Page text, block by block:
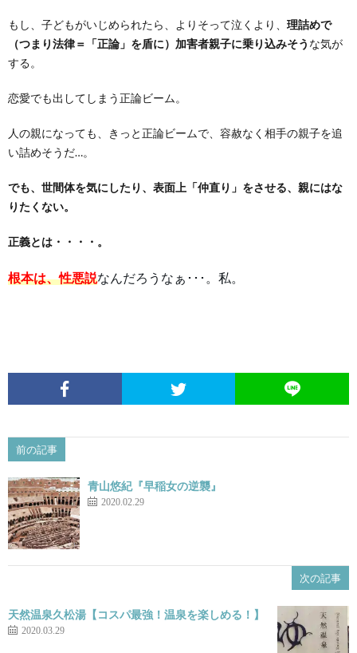
もし、子どもがいじめられたら、よりそって泣くより、 理詰めで
（つまり法律＝「正論」を盾に）加害者親子に乗り込みそう な気が
する。
恋愛でも出してしまう正論ビーム。
人の親になっても、きっと正論ビームで、容赦なく相手の親子を追
い詰めそうだ…。
でも、世間体を気にしたり、表面上「仲直り」をさせる、親にはな
りたくない。
正義とは・・・・。
根本は、性悪説なんだろうなぁ･･･。私。
前の記事
青山悠紀『早稲女の逆襲』
2020.02.29
次の記事
天然温泉久松湯【コスパ最強！温泉を楽しめる！】
2020.03.29